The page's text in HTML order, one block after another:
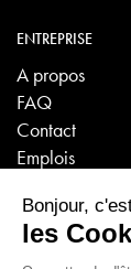
ENTREPRISE
A propos
FAQ
Contact
Emplois
VISITES
Sanitaire -